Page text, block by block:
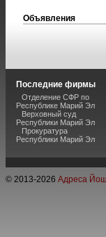
Объявления
Последние фирмы
Отделение СФР по
Республике Марий Эл
Верховный суд
Республики Марий Эл
Прокуратура
Республики Марий Эл
© 2013-2026 Адреса